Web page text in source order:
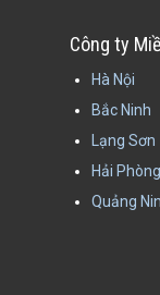
Công ty
Hà Nội
Bắc Ninh
Lạng Sơn
Hải Phòng
Quảng